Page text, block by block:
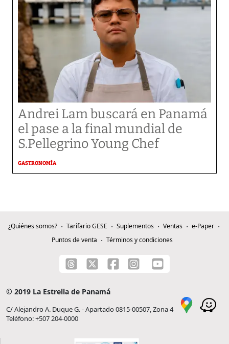
Andrei Lam buscará en Panamá
el pase a la final mundial de
S.Pellegrino Young Chef
GASTRONOMÍA
¿Quiénes somos? Tarifario GESE Suplementos Ventas
e-Paper
Puntos de venta
Términos y condiciones
© 2019 La Estrella de Panamá
C/ Alejandro A. Duque G. - Apartado 0815-00507, Zona 4
Teléfono: +507 204-0000